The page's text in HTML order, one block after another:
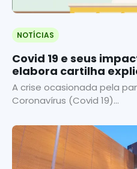
NOTÍCIAS
Covid 19 e seus
elabora cartilha
A crise ocasionada pela
Coronavírus (Covid 19)...